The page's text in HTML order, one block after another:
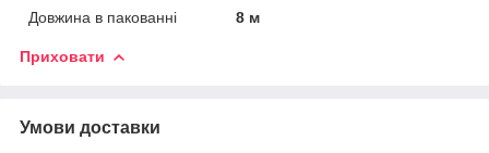
Довжина в пакованні
8 м
Приховати
Умови доставки